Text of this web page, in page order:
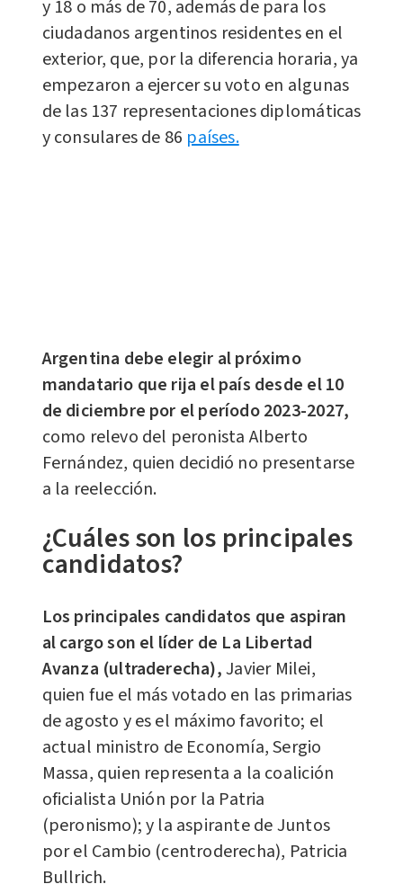
y 18 o más de 70, además de para los
ciudadanos argentinos residentes en el
exterior, que, por la diferencia horaria, ya
empezaron a ejercer su voto en algunas
de las 137 representaciones diplomáticas
y consulares de 86 países.
Argentina debe elegir al próximo
mandatario que rija el país desde el 10
de diciembre por el período 2023-2027,
como relevo del peronista Alberto
Fernández, quien decidió no presentarse
a la reelección.
¿Cuáles son los principales
candidatos?
Los principales candidatos que aspiran
al cargo son el líder de La Libertad
Avanza (ultraderecha),Javier Milei,
quien fue el más votado en las primarias
de agosto y es el máximo favorito; el
actual ministro de Economía, Sergio
Massa, quien representa a la coalición
oficialista Unión por la Patria
(peronismo); y la aspirante de Juntos
por el Cambio (centroderecha), Patricia
Bullrich.